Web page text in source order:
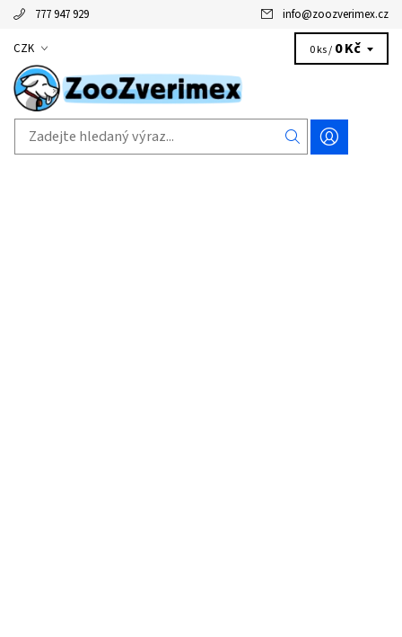
777 947 929 info@zoozverimex.cz
CZK 0 ks / 0 Kč